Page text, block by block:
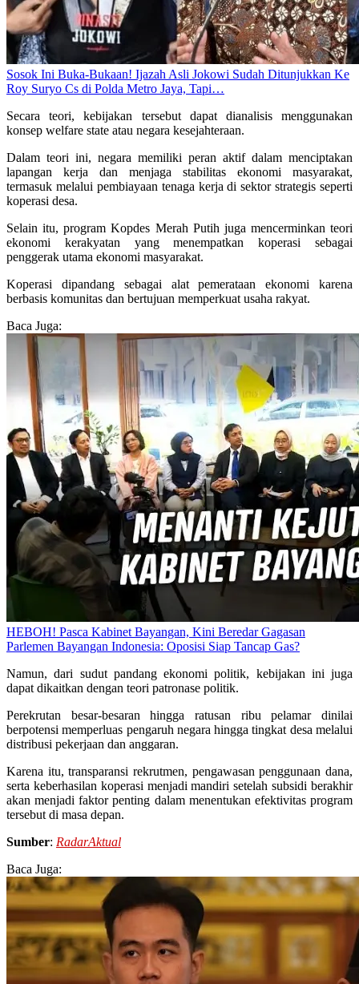
Sosok Ini Buka-Bukaan! Ijazah Asli Jokowi Sudah Ditunjukkan Ke
Roy Suryo Cs di Polda Metro Jaya, Tapi…
Secara teori, kebijakan tersebut dapat dianalisis menggunakan
konsep welfare state atau negara kesejahteraan.
Dalam teori ini, negara memiliki peran aktif dalam menciptakan
lapangan kerja dan menjaga stabilitas ekonomi masyarakat,
termasuk melalui pembiayaan tenaga kerja di sektor strategis seperti
koperasi desa.
Selain itu, program Kopdes Merah Putih juga mencerminkan teori
ekonomi kerakyatan yang menempatkan koperasi sebagai
penggerak utama ekonomi masyarakat.
Koperasi dipandang sebagai alat pemerataan ekonomi karena
berbasis komunitas dan bertujuan memperkuat usaha rakyat.
Baca Juga:
HEBOH! Pasca Kabinet Bayangan, Kini Beredar Gagasan
Parlemen Bayangan Indonesia: Oposisi Siap Tancap Gas?
Namun, dari sudut pandang ekonomi politik, kebijakan ini juga
dapat dikaitkan dengan teori patronase politik.
Perekrutan besar-besaran hingga ratusan ribu pelamar dinilai
berpotensi memperluas pengaruh negara hingga tingkat desa melalui
distribusi pekerjaan dan anggaran.
Karena itu, transparansi rekrutmen, pengawasan penggunaan dana,
serta keberhasilan koperasi menjadi mandiri setelah subsidi berakhir
akan menjadi faktor penting dalam menentukan efektivitas program
tersebut di masa depan.
Sumber: RadarAktual
Baca Juga: